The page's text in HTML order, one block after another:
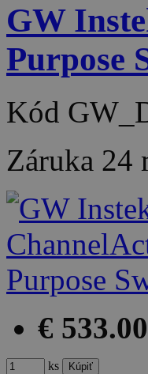
GW
Purpose
Kód
Záruka 24
€ 533.00
ks